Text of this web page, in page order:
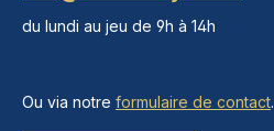
du lundi au jeu de 9h à 14h
Ou via notre formulaire de contact.